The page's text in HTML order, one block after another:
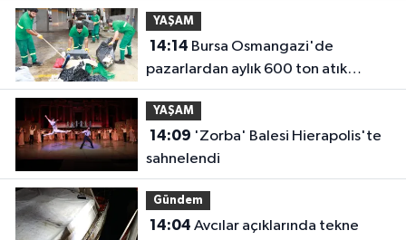
YAŞAM
14:14
pazarlardan aylık 600 ton atık
toplanıyor
YAŞAM
14:09
sahnelendi
Gündem
14:04